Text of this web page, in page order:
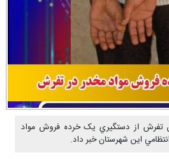
تفرش از دستگيري يک خرده فروش مواد
اين شهرستان خبر داد.